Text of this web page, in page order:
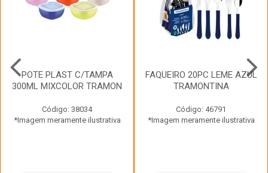
POTE PLAST C/TAMPA
300ML MIXCOLOR TRAMON
Código: 38034
*Imagem meramente ilustrativa
FAQUEIRO 20PC LEME AZUL
TRAMONTINA
Código: 46791
*Imagem meramente ilustrativa